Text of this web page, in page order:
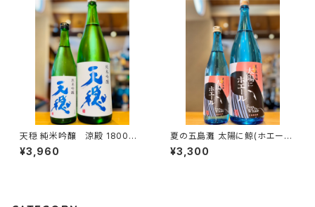
天穏 純米吟醸 涼殿 1800ml
１本（板倉酒造・島根県出雲市塩
冶町）
¥3,960
夏の五島灘 太陽に鯨(ホエー
ル) 1800ml１本（五島灘酒造・
長崎県南松浦郡新上五島町）
¥3,300